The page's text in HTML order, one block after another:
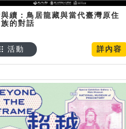
與續：鳥居龍藏與當代臺灣原住
族的對話
詳內容
活動